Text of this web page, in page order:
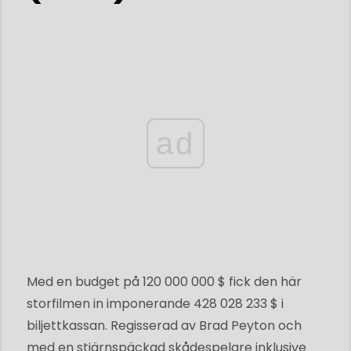
ad
Med en budget på 120 000 000 $ fick den här
storfilmen in imponerande 428 028 233 $ i
biljettkassan. Regisserad av Brad Peyton och
med en stjärnspäckad skådespelare inklusive